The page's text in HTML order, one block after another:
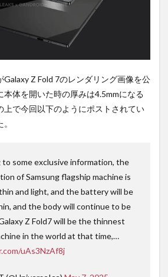
Z Fold 7のレンダリング画像を公
本体を開いた時の厚みは4.5mmになる
上で今回以下のようにポストされてい
to some exclusive information, the
of Samsung flagship machine is
and light, and the battery will be
and the body will continue to be
Z Fold7 will be the thinnest
in the world at that time,…
uAs3NzAf8j